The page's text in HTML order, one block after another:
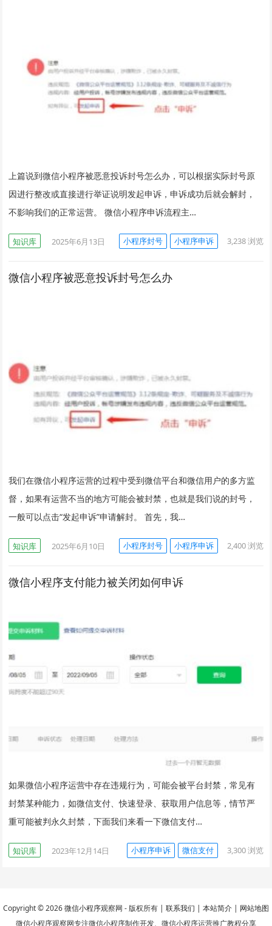
上篇说到微信小程序被恶意投诉封号怎么办，可以根据实际封号原
因进行整改或直接进行举证说明发起申诉，申诉成功后就会解封，
不影响我们的正常运营。 微信小程序申诉流程主…
知识库 2025年6月13日 小程序封号 小程序申诉 3,238浏览
微信小程序被恶意投诉封号怎么办
我们在微信小程序运营的过程中受到微信平台和微信用户的多方监
督，如果有运营不当的地方可能会被封禁，也就是我们说的封号，
一般可以点击“发起申诉”申请解封。 首先，我…
知识库 2025年6月10日 小程序封号 小程序申诉 2,400浏览
微信小程序支付能力被关闭如何申诉
如果微信小程序运营中存在违规行为，可能会被平台封禁，常见有
封禁某种能力，如微信支付、快速登录、获取用户信息等，情节严
重可能被判永久封禁，下面我们来看一下微信支付…
知识库 2023年12月14日 小程序申诉 微信支付 3,300浏览
Copyright © 2026微信小程序观察网 - 版权所有 | 联系我们 | 本站简介 | 网站地图
微信小程序观察网专注微信小程序制作开发、微信小程序运营推广教程分享